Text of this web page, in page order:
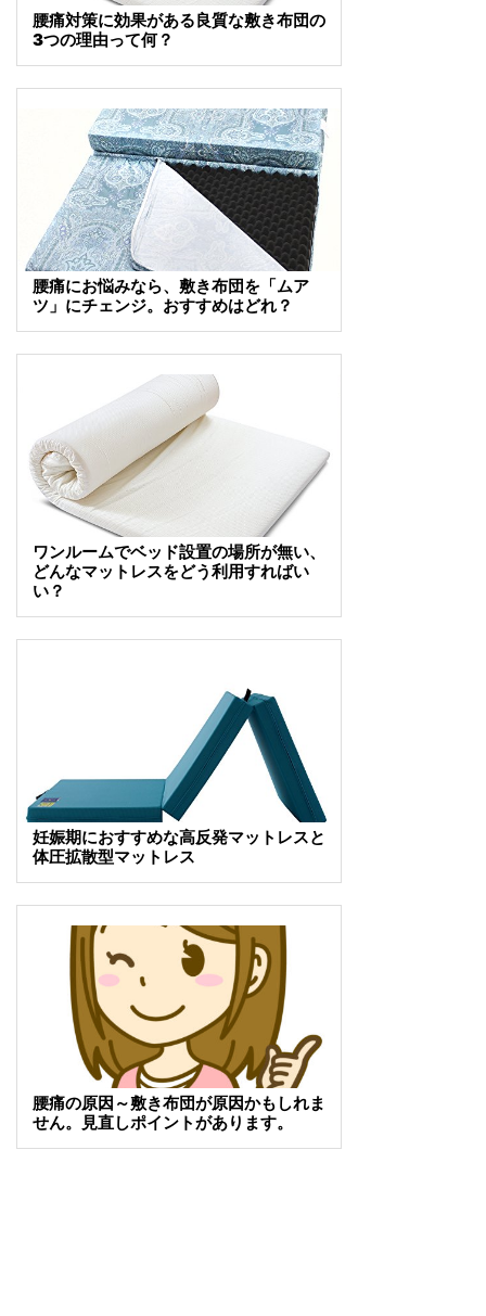
腰痛対策に効果がある良質な敷き布団の
3つの理由って何？
腰痛にお悩みなら、敷き布団を「ムア
ツ」にチェンジ。おすすめはどれ？
ワンルームでベッド設置の場所が無い、
どんなマットレスをどう利用すればい
い？
妊娠期におすすめな高反発マットレスと
体圧拡散型マットレス
腰痛の原因～敷き布団が原因かもしれま
せん。見直しポイントがあります。